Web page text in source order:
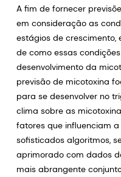
A fim de fornecer
em consideração as
estágios de crescimento,
de como essas
desenvolvimento da
previsão de micotoxina
para se desenvolver no
clima sobre as
fatores que influenciam
sofisticados algoritmos,
aprimorado com dados
mais abrangente